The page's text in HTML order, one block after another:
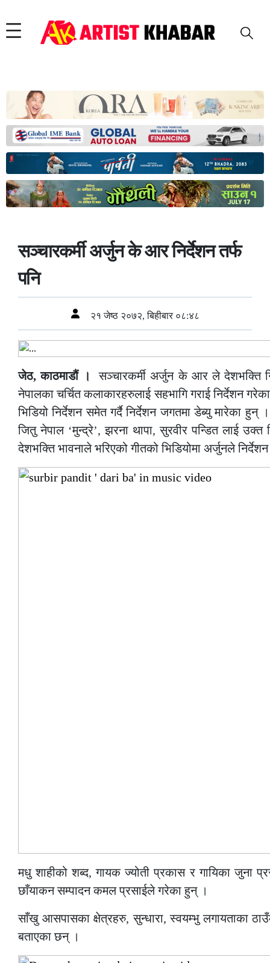
सञ्चारकर्मी अर्जुन के आर निर्देशन तर्फ
पनि
२१ जेष्ठ २०७२, बिहीबार ०८:४८
जेठ, काठमाडौं ।सञ्चारकर्मी अर्जुन के आर ले देशभक्ति
नेपालका चर्चित कलाकारहरुलाई सहभागि गराई निर्देशन
भिडियो निर्देशन समेत गर्दै निर्देशन जगतमा डेब्यु मारेका हुन्
जितु नेपाल ‘मुन्द्रे’, झरना थापा, सुरवीर पन्डित लाई
देशभक्ति भावनाले भरिएको गीतको भिडियोमा अर्जुनले
मधु शाहीको शब्द, गायक ज्योती प्रकास र गायिका जुना
छाँयाकन सम्पादन कमल प्रसाईले गरेका हुन् ।
साँखु आसपासका क्षेत्रहरु, सुन्धारा, स्वयम्भु लगायताका
बताएका छन् ।